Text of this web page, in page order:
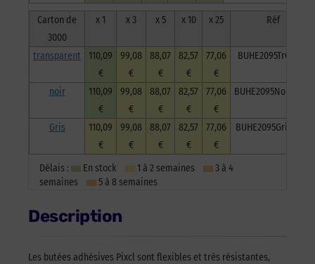
Carton de
3000
x 1 x 3 x 5 x 10 x 25 Réf
transparent
110,09
€
99,08
€
88,07
€
82,57
€
77,06
€
BUHE2095TrC3000
noir
110,09
€
99,08
€
88,07
€
82,57
€
77,06
€
BUHE2095NoiC3000
Gris
110,09
€
99,08
€
88,07
€
82,57
€
77,06
€
BUHE2095GriC3000
Délais : En stock 1 à 2 semaines
3 à 4
semaines
5 à 8 semaines
Description
Les butées adhésives Pixcl sont flexibles et très résistantes,